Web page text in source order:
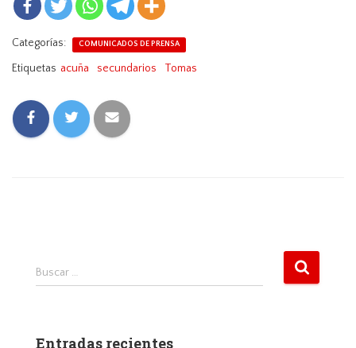
Categorías: COMUNICADOS DE PRENSA
Etiquetas acuña secundarios Tomas
B
r
Buscar …
Entradas recientes